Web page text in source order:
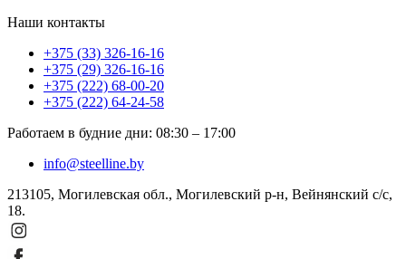
Наши контакты
+375 (33) 326-16-16
+375 (29) 326-16-16
+375 (222) 68-00-20
+375 (222) 64-24-58
Работаем в будние дни: 08:30 – 17:00
info@steelline.by
213105, Могилевская обл., Могилевский р-н, Вейнянский с/с,
18.